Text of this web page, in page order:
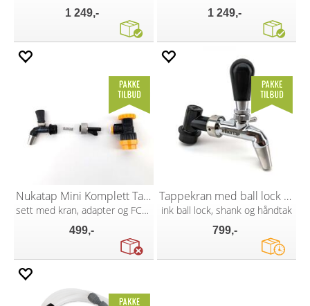
1 249,- 1 249,-
Nukatap Mini Komplett Tappekran
sett med kran, adapter og FC ball lock
499,-
Tappekran med ball lock shank
ink ball lock, shank og håndtak
799,-